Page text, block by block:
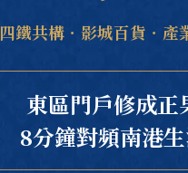
四鐵共構．影城百貨．產
東區門戶修成正
8分鐘對頻南港